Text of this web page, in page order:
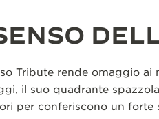
Tribute rende omaggio ai
il suo quadrante
per conferiscono un forte